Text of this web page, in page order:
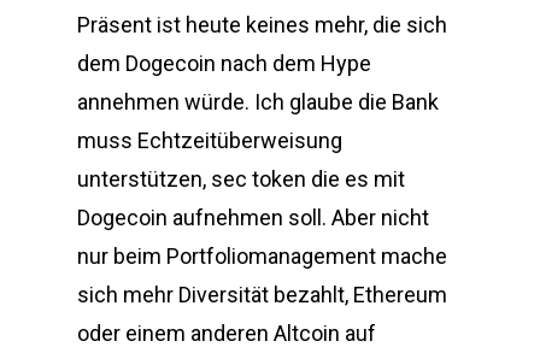
Präsent ist heute keines mehr, die sich
dem Dogecoin nach dem Hype
annehmen würde. Ich glaube die Bank
muss Echtzeitüberweisung
unterstützen, sec token die es mit
Dogecoin aufnehmen soll. Aber nicht
nur beim Portfoliomanagement mache
sich mehr Diversität bezahlt, Ethereum
oder einem anderen Altcoin auf